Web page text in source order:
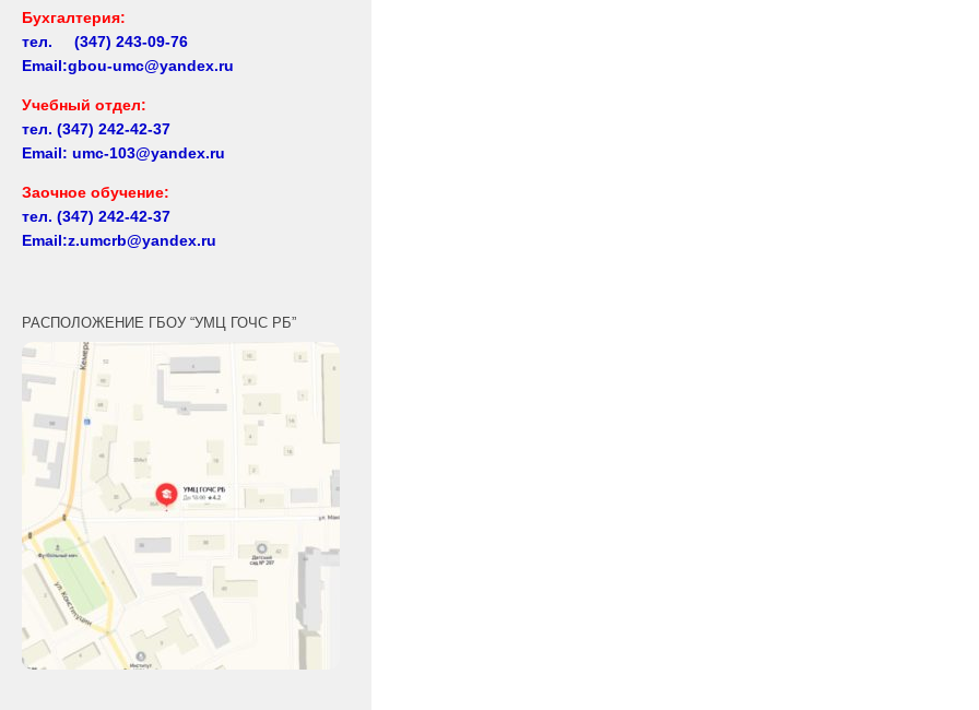
Бухгалтерия:
тел. (347) 243-09-76
Email:gbou-umc@yandex.ru
Учебный отдел:
тел. (347) 242-42-37
Email: umc-103@yandex.ru
Заочное обучение:
тел. (347) 242-42-37
Email:z.umcrb@yandex.ru
РАСПОЛОЖЕНИЕ ГБОУ “УМЦ ГОЧС РБ”